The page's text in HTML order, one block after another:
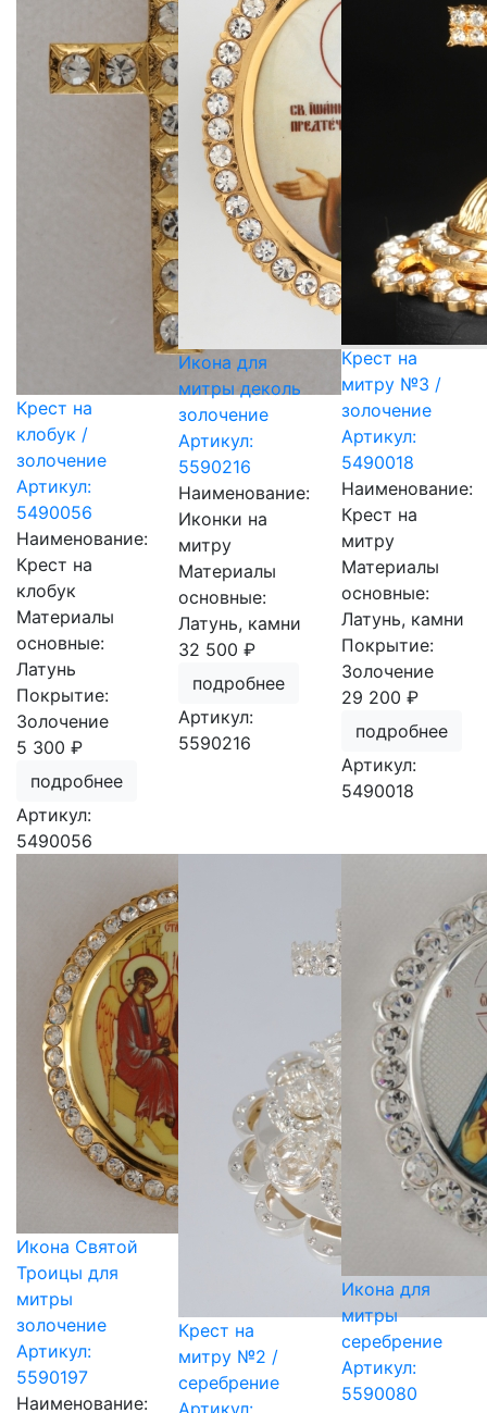
Крест на
клобук /
золочение
Артикул:
5490056
Наименование:
Крест на
клобук
Материалы
основные:
Латунь
Покрытие:
Золочение
5 300 ₽
подробнее
Артикул:
5490056
Икона для
митры деколь
золочение
Артикул:
5590216
Наименование:
Иконки на
митру
Материалы
основные:
Латунь, камни
32 500 ₽
подробнее
Артикул:
5590216
Крест на
митру №3 /
золочение
Артикул:
5490018
Наименование:
Крест на
митру
Материалы
основные:
Латунь, камни
Покрытие:
Золочение
29 200 ₽
подробнее
Артикул:
5490018
Икона Святой
Троицы для
митры
золочение
Артикул:
5590197
Наименование:
Крест на
митру №2 /
серебрение
Артикул:
Икона для
митры
серебрение
Артикул:
5590080